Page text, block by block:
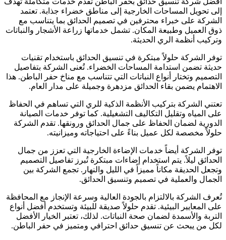
إلى تحويل المساحات الخارجية إلى مناطق خضراء جذابة. تعتمد
الشركة على خبراء محترفين في تصميم الحدائق بما يتناسب مع
ذوق العميل وطبيعة المكان. تشمل خدماتها زراعة الأشجار والنباتات
وتركيب أنظمة الري الحديثة.
توفر الشركة حلولاً مبتكرة في تنسيق الحدائق باستخدام تقنيات
حديثة تضمن استدامة المساحات الخضراء. تُعنى الشركة بتفاصيل
التصميم وتختار أنواع النباتات التي تتناسب مع مناخ حفر الباطن. هذا
الاهتمام يضمن بقاء الحدائق مزدهرة وجميلة على مدار العام.
تعتني الشركة بتركيب الأنظمة الذكية للري التي تساهم في الحفاظ
على المياه وتقليل التكاليف التشغيلية. كما توفر خدمات الصيانة
الدورية لضمان الحفاظ على جمال الحدائق ورونقها. تقدم الشركة
حلولاً مخصصة لكل عميل بناءً على احتياجاته وميزانيته.
توفر الشركة أيضاً خدمات الإضاءة الخارجية التي تعزز من جمال
الحدائق ليلاً. يتم استخدام إضاءات مبتكرة تُبرز تفاصيل التصميم
وتجعل الحديقة مكاناً مميزاً في الليل والنهار. تجمع الشركة بين
الجمال والعملية في تصميم وتنسيق الحدائق.
تُعرف الشركة بالالتزام بالجودة العالية وسرعة الإنجاز مع المحافظة
على المعايير البيئية. تقدم حلولاً صديقة للبيئة وتستخدم أفضل أنواع
التربة والأسمدة لضمان صحة النباتات. لذلك، تعتبر الخيار الأفضل
لكل من يبحث عن تنسيق حدائق احترافي ومتميز في حفر الباطن.